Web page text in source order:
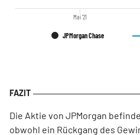
JPMorgan Chase
Mai '21
Die Aktie von JPMorgan
obwohl ein Rückgang des